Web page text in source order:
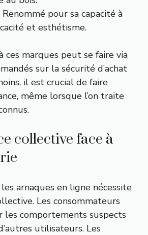
Renommé pour sa capacité à
et esthétisme.
ces marques peut se faire via
sur la sécurité d’achat
il est crucial de faire
même lorsque l’on traite
collective face à
arnaques en ligne nécessite
Les consommateurs
les comportements suspects
utilisateurs. Les